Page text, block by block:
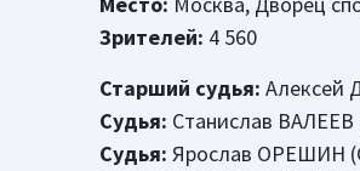
Зрителей: 4 560
Старший судья: Алексей
Судья: Станислав ВАЛЕЕВ
Судья: Ярослав ОРЕШИН